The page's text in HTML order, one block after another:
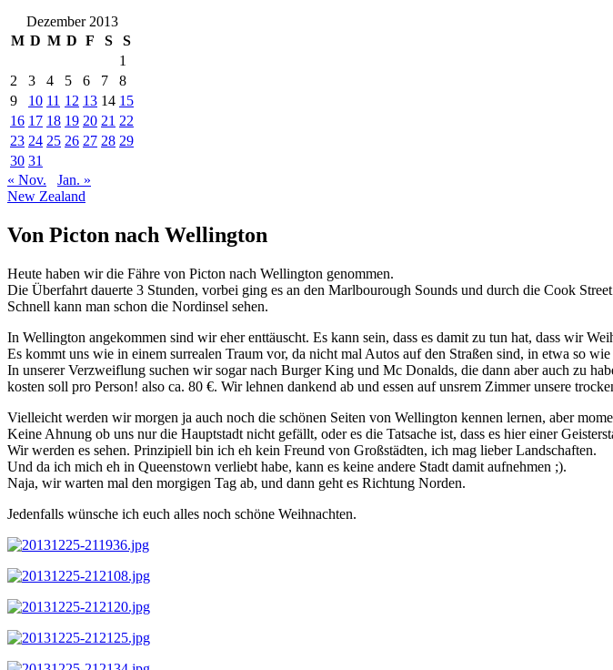
Dezember 2013
M D M D F S
S
1
2
3 4 5 6 7
8
9
10 11 12 13 14 15
16 17 18 19 20 21 22
23 24 25 26 27 28 29
30 31
« Nov.
Jan. »
New Zealand
Von Picton nach Wellington
Heute haben wir die Fähre von Picton nach Wellington genommen.
Die Überfahrt dauerte 3 Stunden, vorbei ging es an den Marlbourough Sounds und durch die Cook
Schnell kann man schon die Nordinsel sehen.
In Wellington angekommen sind wir eher enttäuscht. Es kann sein, dass es damit zu tun hat, dass wir
Es kommt uns wie in einem surrealen Traum vor, da nicht mal Autos auf den Straßen sind, in etwa so
In unserer Verzweiflung suchen wir sogar nach Burger King und Mc Donalds, die dann aber auch zu
kosten soll pro Person! also ca. 80 €. Wir lehnen dankend ab und essen auf unsrem Zimmer unsere
Vielleicht werden wir morgen ja auch noch die schönen Seiten von Wellington kennen lernen, aber
Keine Ahnung ob uns nur die Hauptstadt nicht gefällt, oder es die Tatsache ist, dass es hier einer
Wir werden es sehen. Prinzipiell bin ich eh kein Freund von Großstädten, ich mag lieber Landschaften.
Und da ich mich eh in Queenstown verliebt habe, kann es keine andere Stadt damit aufnehmen ;).
Naja, wir warten mal den morgigen Tag ab, und dann geht es Richtung Norden.
Jedenfalls wünsche ich euch alles noch schöne Weihnachten.